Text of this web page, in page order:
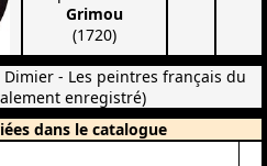
Grimou
(1720)
- Les peintres français du
enregistré)
dans le catalogue